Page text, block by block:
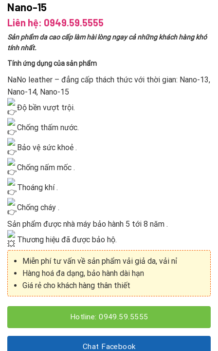
Nano-15
Liên hệ: 0949.59.5555
Sản phẩm da cao cấp làm hài lòng ngay cả những khách hàng khó
tính nhất.
Tính ứng dụng của sản phẩm
NaNo leather – đẳng cấp thách thức với thời gian: Nano-13,
Nano-14, Nano-15
Độ bền vượt trội.
Chống thấm nước.
Bảo vệ sức khoẻ .
Chống nấm mốc .
Thoáng khí .
Chống cháy .
Sản phẩm được nhà máy bảo hành 5 tới 8 năm .
Thương hiệu đã được bảo hộ.
Miễn phí tư vấn về sản phẩm vải giả da, vải nỉ
Hàng hoá đa dạng, bảo hành dài hạn
Giá rẻ cho khách hàng thân thiết
Hotline: 0949.59.5555
Chat Facebook